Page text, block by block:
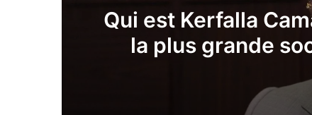
Qui est Kerfalla
la plus grande